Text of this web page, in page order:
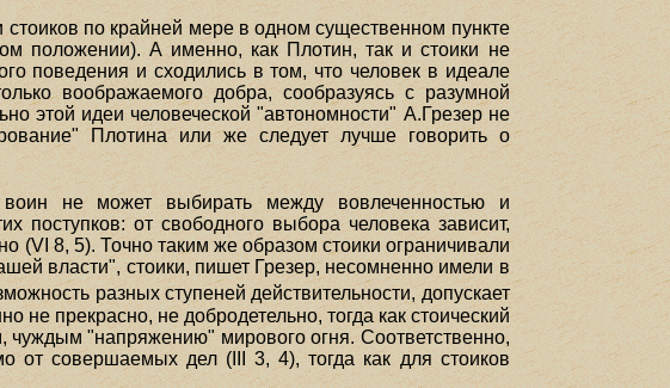
по крайней мере в одном существенном пункте
положении). А именно, как Плотин, так и стоики не
поведения и сходились в том, что человек в идеале
воображаемого добра, сообразуясь с разумной
этой идеи человеческой "автономности" А.Грезер не
Плотина или же следует лучше говорить о
не может выбирать между вовлеченностью и
поступков: от свободного выбора человека зависит,
(VI 8, 5). Точно таким же образом стоики ограничивали
власти", стоики, пишет Грезер, несомненно имели в
разных ступеней действительности, допускает
не прекрасно, не добродетельно, тогда как стоический
чуждым "напряжению" мирового огня. Соответственно,
от совершаемых дел (III 3, 4), тогда как для стоиков